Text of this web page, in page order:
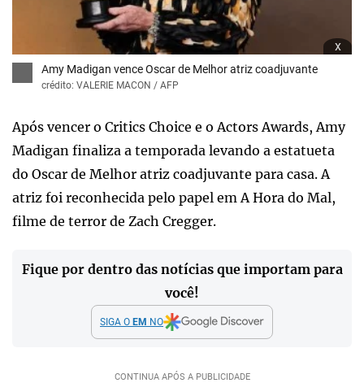
x
Amy Madigan vence Oscar de Melhor atriz coadjuvante
crédito: VALERIE MACON / AFP
Após vencer o Critics Choice e o Actors Awards, Amy
Madigan finaliza a temporada levando a estatueta
do Oscar de Melhor atriz coadjuvante para casa. A
atriz foi reconhecida pelo papel em A Hora do Mal,
filme de terror de Zach Cregger.
Fique por dentro das notícias que importam para
você!
SIGA O EM NO